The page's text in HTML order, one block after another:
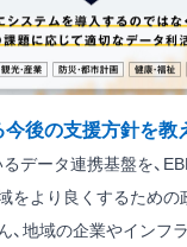
後の支援方針を教
データ連携基盤を、
をより良くするため
、地域の企業やインフ